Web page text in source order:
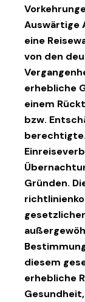
Auswärtige
eine
von den
erhebliche
einem
bzw.
Gründen.
diesem
erhebliche